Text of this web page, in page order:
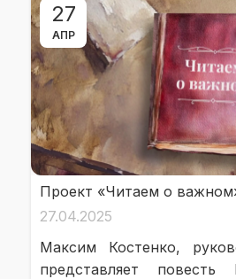
27
АПР
Проект «Читаем о
27.04.2025
Максим Костенко,
представляет повесть